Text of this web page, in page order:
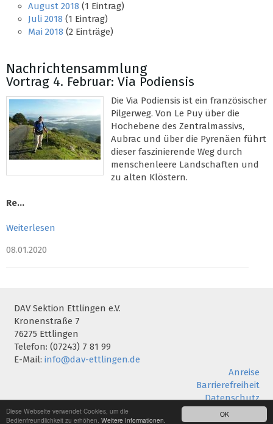
OK
Diese Webseite verwendet Cookies, um die
Bedienfreundlichkeit zu erhöhen. Weitere Informationen.
August 2018 (1 Eintrag)
Juli 2018 (1 Eintrag)
Mai 2018 (2 Einträge)
Nachrichtensammlung
Vortrag 4. Februar: Via Podiensis
Die Via Podiensis ist ein französischer
Pilgerweg. Von Le Puy über die
Hochebene des Zentralmassivs,
Aubrac und über die Pyrenäen führt
dieser faszinierende Weg durch
menschenleere Landschaften und
zu alten Klöstern.
Re...
Weiterlesen
08.01.2020
DAV Sektion Ettlingen e.V.
Kronenstraße 7
76275 Ettlingen
Telefon: (07243) 7 81 99
E-Mail: info@dav-ettlingen.de
Anreise
Barrierefreiheit
Datenschutz
Impressum